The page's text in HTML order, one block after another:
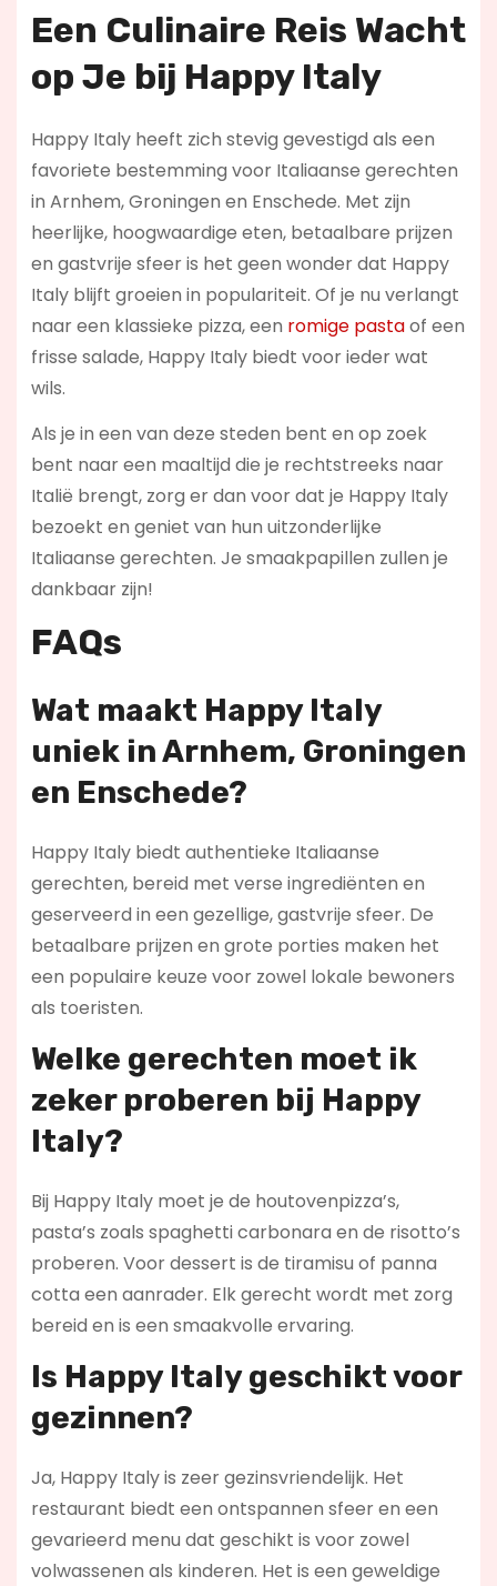
Een Culinaire Reis Wacht
op Je bij Happy Italy
Happy Italy heeft zich stevig gevestigd als een
favoriete bestemming voor Italiaanse gerechten
in Arnhem, Groningen en Enschede. Met zijn
heerlijke, hoogwaardige eten, betaalbare prijzen
en gastvrije sfeer is het geen wonder dat Happy
Italy blijft groeien in populariteit. Of je nu verlangt
naar een klassieke pizza, een romige pastaof een
frisse salade, Happy Italy biedt voor ieder wat
wils.
Als je in een van deze steden bent en op zoek
bent naar een maaltijd die je rechtstreeks naar
Italië brengt, zorg er dan voor dat je Happy Italy
bezoekt en geniet van hun uitzonderlijke
Italiaanse gerechten. Je smaakpapillen zullen je
dankbaar zijn!
FAQs
Wat maakt Happy Italy
uniek in Arnhem, Groningen
en Enschede?
Happy Italy biedt authentieke Italiaanse
gerechten, bereid met verse ingrediënten en
geserveerd in een gezellige, gastvrije sfeer. De
betaalbare prijzen en grote porties maken het
een populaire keuze voor zowel lokale bewoners
als toeristen.
Welke gerechten moet ik
zeker proberen bij Happy
Italy?
Bij Happy Italy moet je de houtovenpizza’s,
pasta’s zoals spaghetti carbonara en de risotto’s
proberen. Voor dessert is de tiramisu of panna
cotta een aanrader. Elk gerecht wordt met zorg
bereid en is een smaakvolle ervaring.
Is Happy Italy geschikt voor
gezinnen?
Ja, Happy Italy is zeer gezinsvriendelijk. Het
restaurant biedt een ontspannen sfeer en een
gevarieerd menu dat geschikt is voor zowel
volwassenen als kinderen. Het is een geweldige